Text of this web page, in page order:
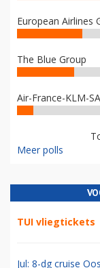
European Airlines
The Blue Group
Air-France-KLM-
Meer polls
TUI vliegtickets
Jul: 8-dg cruise